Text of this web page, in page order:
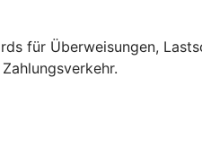
für Überweisungen,